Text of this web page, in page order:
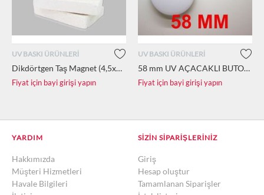
UV BASKI ÜRÜNLERİ
Dikdörtgen Taş Magnet (4,5x6 cm)
Fiyat için bayi girişi yapın
UV BASKI ÜRÜNLERİ
58 mm UV AÇACAKLI BUTON ROZET MALZEMESİ (100 AD.)
Fiyat için bayi girişi yapın
YARDIM
Hakkımızda
Müşteri Hizmetleri
Havale Bilgileri
SIZIN SIPARIŞLERINIZ
Giriş
Hesap oluştur
Tamamlanan Siparişler